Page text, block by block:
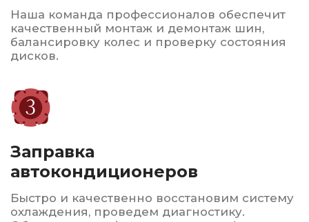
ОСАГО и КАСКО по выгодным ценам
Консультация и
подбор
от вашего автомобиля и условий
эксплуатации.